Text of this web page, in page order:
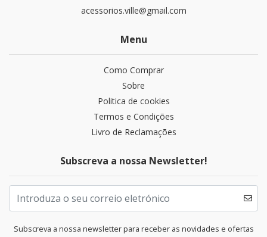
acessorios.ville@gmail.com
Menu
Como Comprar
Sobre
Politica de cookies
Termos e Condições
Livro de Reclamações
Subscreva a nossa Newsletter!
Subscreva a nossa newsletter para receber as novidades e ofertas